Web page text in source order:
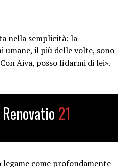
nella semplicità: la
umane, il più delle volte, sono
Aiva, posso fidarmi di lei».
21
legame come profondamente